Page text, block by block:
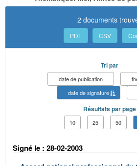
2 documents
PDF CSV
Tri par
date de publication
date de signature
Résultats par page
10 25 50
Signé le : 28-02-2003